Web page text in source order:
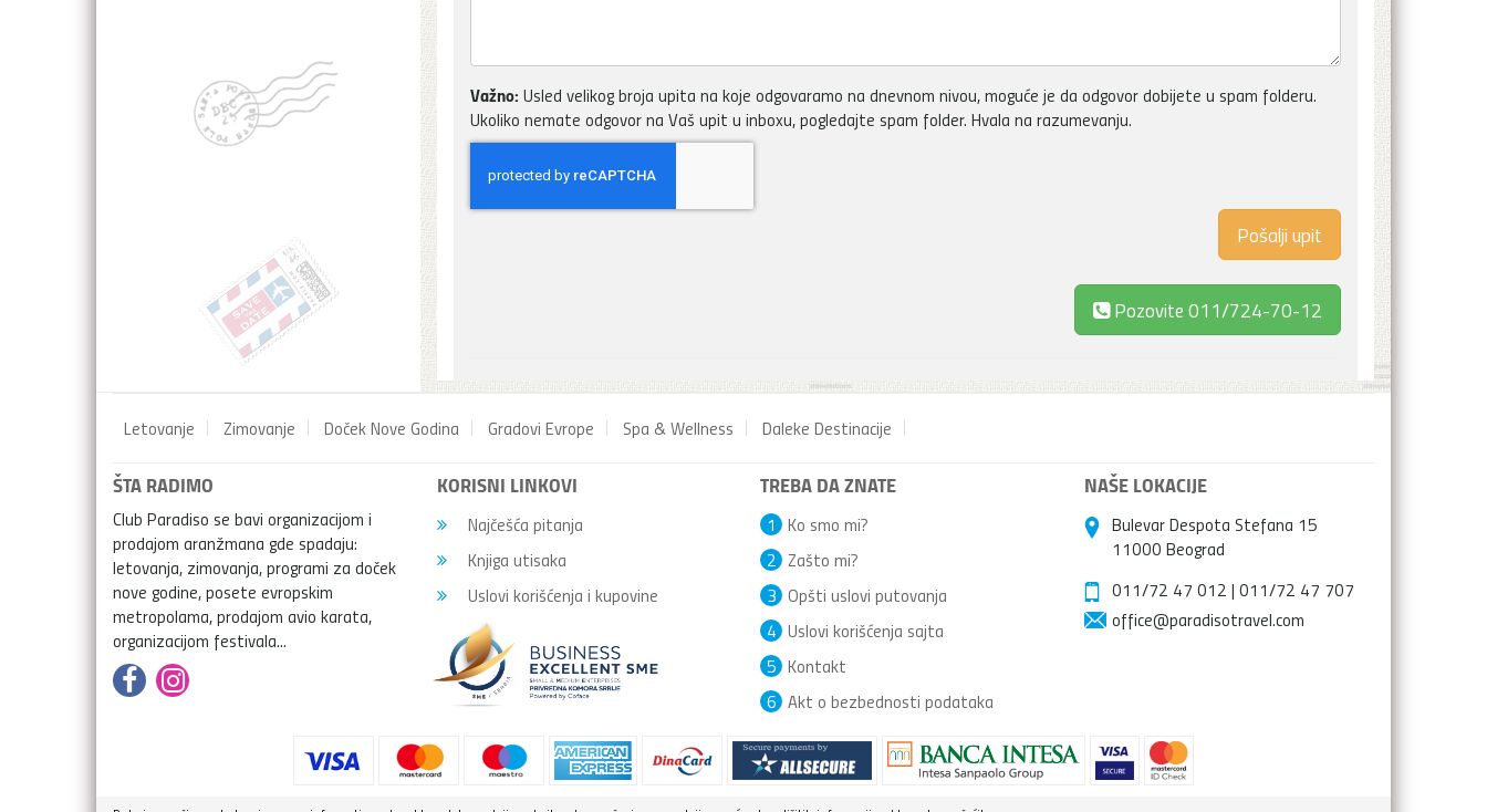
Važno: Usled velikog broja upita na koje odgovaramo na dnevnom nivou, moguće je da odgovor dobijete u spam folderu.
Ukoliko nemate odgovor na Vaš upit u inboxu, pogledajte spam folder. Hvala na razumevanju.
Pozovite 011/724-70-12
Letovanje Zimovanje Doček Nove Godina Gradovi Evrope Spa & Wellness Daleke Destinacije
ŠTA RADIMO
Club Paradiso se bavi organizacijom i
prodajom aranžmana gde spadaju:
letovanja, zimovanja, programi za doček
nove godine, posete evropskim
metropolama, prodajom avio karata,
organizacijom festivala...
KORISNI LINKOVI
Najčešća pitanja
Knjiga utisaka
Uslovi korišćenja i kupovine
TREBA DA ZNATE
Ko smo mi?
1
Zašto mi?
2
Opšti uslovi putovanja
3
Uslovi korišćenja sajta
4
Kontakt
5
Akt o bezbednosti podataka
6
NAŠE LOKACIJE
Bulevar Despota Stefana 15
11000 Beograd
011/72 47 012 | 011/72 47 707
office@paradisotravel.com